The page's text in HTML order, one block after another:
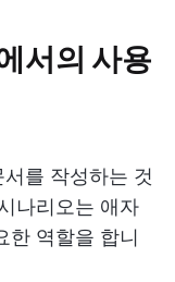
서의 사용
를 작성하는 것
나리오는 애자
한 역할을 합니